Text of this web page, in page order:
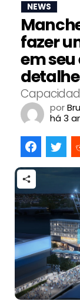
NEWS
fazer
em seu
por
há 3